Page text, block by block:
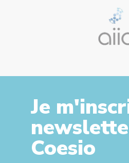
Je
Coesio